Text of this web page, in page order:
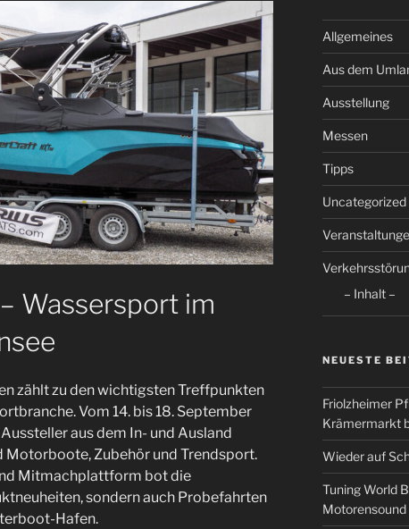
Wassersport im
zählt zu den wichtigsten Treffpunkten
Vom 14. bis 18. September
aus dem In- und Ausland
Motorboote, Zubehör und Trendsport.
Mitmachplattform bot die
sondern auch Probefahrten
Hafen.
Allgemeines
Aus dem
Ausstellung
Messen
Tipps
Uncategorized
– Inhalt –
NEUESTE
Friolzheimer
Krämermarkt
Wieder auf
Tuning World